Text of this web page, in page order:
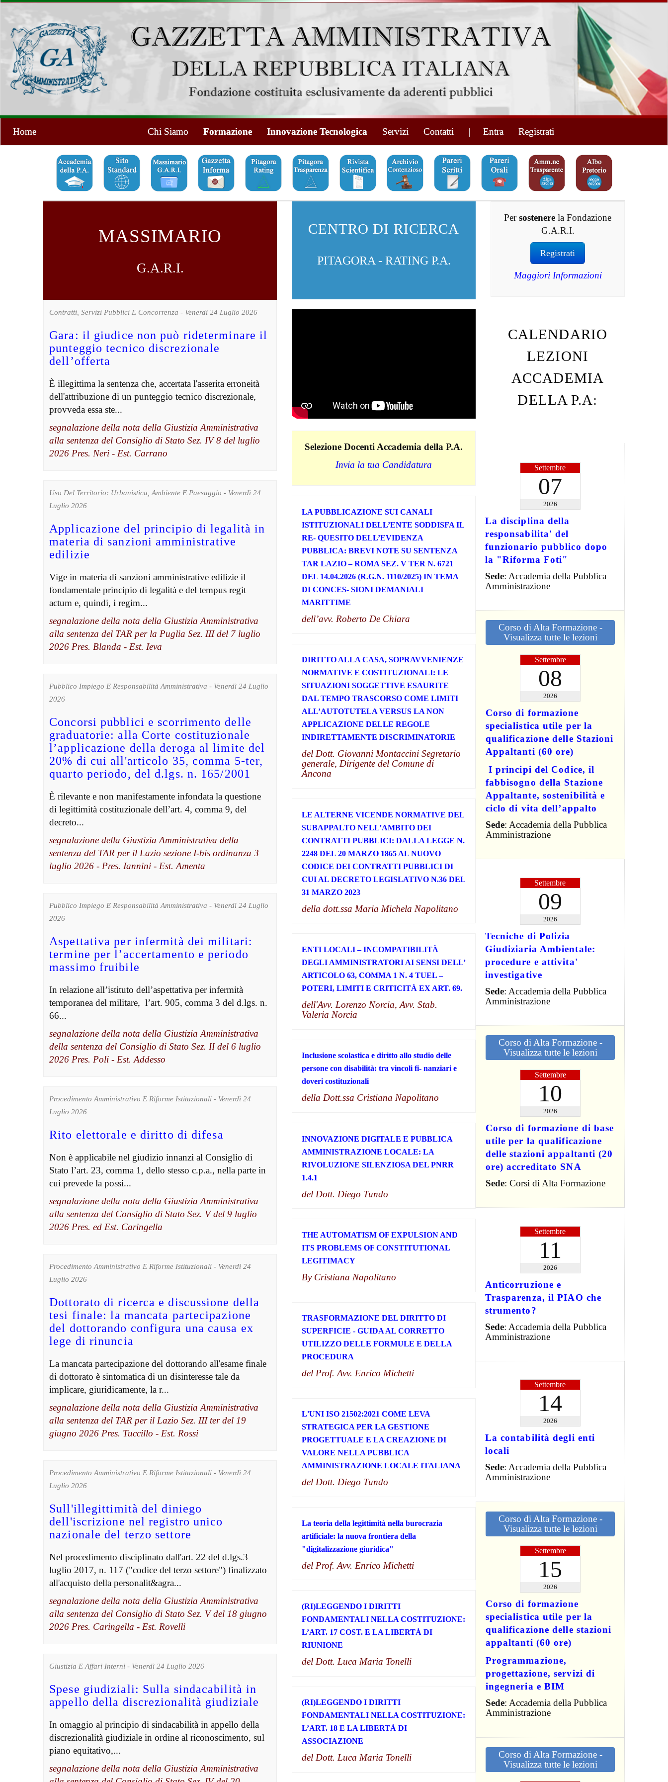
Home Chi Siamo Formazione Innovazione Tecnologica Servizi Contatti | Entra Registrati
MASSIMARIO
G.A.R.I.
Contratti, Servizi Pubblici E Concorrenza - Venerdì 24 Luglio 2026
Gara: il giudice non può rideterminare il
punteggio tecnico discrezionale
dell’offerta
È illegittima la sentenza che, accertata l'asserita erroneità
dell'attribuzione di un punteggio tecnico discrezionale,
provveda essa ste...
segnalazione della nota della Giustizia Amministrativa
alla sentenza del Consiglio di Stato Sez. IV 8 del luglio
2026 Pres. Neri - Est. Carrano
Uso Del Territorio: Urbanistica, Ambiente E Paesaggio - Venerdì 24
Luglio 2026
Applicazione del principio di legalità in
materia di sanzioni amministrative
edilizie
Vige in materia di sanzioni amministrative edilizie il
fondamentale principio di legalità e del tempus regit
actum e, quindi, i regim...
segnalazione della nota della Giustizia Amministrativa
alla sentenza del TAR per la Puglia Sez. III del 7 luglio
2026 Pres. Blanda - Est. Ieva
Pubblico Impiego E Responsabilità Amministrativa - Venerdì 24 Luglio
2026
Concorsi pubblici e scorrimento delle
graduatorie: alla Corte costituzionale
l’applicazione della deroga al limite del
20% di cui all'articolo 35, comma 5-ter,
quarto periodo, del d.lgs. n. 165/2001
È rilevante e non manifestamente infondata la questione
di legittimità costituzionale dell’art. 4, comma 9, del
decreto...
segnalazione della Giustizia Amministrativa della
sentenza del TAR per il Lazio sezione I-bis ordinanza 3
luglio 2026 - Pres. Iannini - Est. Amenta
Pubblico Impiego E Responsabilità Amministrativa - Venerdì 24 Luglio
2026
Aspettativa per infermità dei militari:
termine per l’accertamento e periodo
massimo fruibile
In relazione all’istituto dell’aspettativa per infermità
temporanea del militare, l’art. 905, comma 3 del d.lgs. n.
66...
segnalazione della nota della Giustizia Amministrativa
della sentenza del Consiglio di Stato Sez. II del 6 luglio
2026 Pres. Poli - Est. Addesso
Procedimento Amministrativo E Riforme Istituzionali - Venerdì 24
Luglio 2026
Rito elettorale e diritto di difesa
Non è applicabile nel giudizio innanzi al Consiglio di
Stato l’art. 23, comma 1, dello stesso c.p.a., nella parte in
cui prevede la possi...
segnalazione della nota della Giustizia Amministrativa
alla sentenza del Consiglio di Stato Sez. V del 9 luglio
2026 Pres. ed Est. Caringella
Procedimento Amministrativo E Riforme Istituzionali - Venerdì 24
Luglio 2026
Dottorato di ricerca e discussione della
tesi finale: la mancata partecipazione
del dottorando configura una causa ex
lege di rinuncia
La mancata partecipazione del dottorando all'esame finale
di dottorato è sintomatica di un disinteresse tale da
implicare, giuridicamente, la r...
segnalazione della nota della Giustizia Amministrativa
alla sentenza del TAR per il Lazio Sez. III ter del 19
giugno 2026 Pres. Tuccillo - Est. Rossi
Procedimento Amministrativo E Riforme Istituzionali - Venerdì 24
Luglio 2026
Sull'illegittimità del diniego
dell'iscrizione nel registro unico
nazionale del terzo settore
Nel procedimento disciplinato dall'art. 22 del d.lgs.3
luglio 2017, n. 117 ("codice del terzo settore") finalizzato
all'acquisto della personalit&agra...
segnalazione della nota della Giustizia Amministrativa
alla sentenza del Consiglio di Stato Sez. V del 18 giugno
2026 Pres. Caringella - Est. Rovelli
Giustizia E Affari Interni - Venerdì 24 Luglio 2026
Spese giudiziali: Sulla sindacabilità in
appello della discrezionalità giudiziale
In omaggio al principio di sindacabilità in appello della
discrezionalità giudiziale in ordine al riconoscimento, sul
piano equitativo,...
segnalazione della nota della Giustizia Amministrativa
CENTRO DI RICERCA
PITAGORA - RATING P.A.
Selezione Docenti Accademia della P.A.
Invia la tua Candidatura
LA PUBBLICAZIONE SUI CANALI
ISTITUZIONALI DELL’ENTE SODDISFA IL
RE- QUESITO DELL’EVIDENZA
PUBBLICA: BREVI NOTE SU SENTENZA
TAR LAZIO – ROMA SEZ. V TER N. 6721
DEL 14.04.2026 (R.G.N. 1110/2025) IN TEMA
DI CONCES- SIONI DEMANIALI
MARITTIME
dell’avv. Roberto De Chiara
DIRITTO ALLA CASA, SOPRAVVENIENZE
NORMATIVE E COSTITUZIONALI: LE
SITUAZIONI SOGGETTIVE ESAURITE
DAL TEMPO TRASCORSO COME LIMITI
ALL’AUTOTUTELA VERSUS LA NON
APPLICAZIONE DELLE REGOLE
INDIRETTAMENTE DISCRIMINATORIE
del Dott. Giovanni Montaccini Segretario
generale, Dirigente del Comune di
Ancona
LE ALTERNE VICENDE NORMATIVE DEL
SUBAPPALTO NELL’AMBITO DEI
CONTRATTI PUBBLICI: DALLA LEGGE N.
2248 DEL 20 MARZO 1865 AL NUOVO
CODICE DEI CONTRATTI PUBBLICI DI
CUI AL DECRETO LEGISLATIVO N.36 DEL
31 MARZO 2023
della dott.ssa Maria Michela Napolitano
ENTI LOCALI – INCOMPATIBILITÀ
DEGLI AMMINISTRATORI AI SENSI DELL’
ARTICOLO 63, COMMA 1 N. 4 TUEL –
POTERI, LIMITI E CRITICITÀ EX ART. 69.
dell'Avv. Lorenzo Norcia, Avv. Stab.
Valeria Norcia
Inclusione scolastica e diritto allo studio delle
persone con disabilità: tra vincoli fi- nanziari e
doveri costituzionali
della Dott.ssa Cristiana Napolitano
INNOVAZIONE DIGITALE E PUBBLICA
AMMINISTRAZIONE LOCALE: LA
RIVOLUZIONE SILENZIOSA DEL PNRR
1.4.1
del Dott. Diego Tundo
THE AUTOMATISM OF EXPULSION AND
ITS PROBLEMS OF CONSTITUTIONAL
LEGITIMACY
By Cristiana Napolitano
TRASFORMAZIONE DEL DIRITTO DI
SUPERFICIE - GUIDA AL CORRETTO
UTILIZZO DELLE FORMULE E DELLA
PROCEDURA
del Prof. Avv. Enrico Michetti
L'UNI ISO 21502:2021 COME LEVA
STRATEGICA PER LA GESTIONE
PROGETTUALE E LA CREAZIONE DI
VALORE NELLA PUBBLICA
AMMINISTRAZIONE LOCALE ITALIANA
del Dott. Diego Tundo
La teoria della legittimità nella burocrazia
artificiale: la nuova frontiera della
"digitalizzazione giuridica"
del Prof. Avv. Enrico Michetti
(RI)LEGGENDO I DIRITTI
FONDAMENTALI NELLA COSTITUZIONE:
L’ART. 17 COST. E LA LIBERTÀ DI
RIUNIONE
del Dott. Luca Maria Tonelli
(RI)LEGGENDO I DIRITTI
FONDAMENTALI NELLA COSTITUZIONE:
L’ART. 18 E LA LIBERTÀ DI
ASSOCIAZIONE
del Dott. Luca Maria Tonelli
Persostenere la Fondazione
G.A.R.I.
Registrati
Maggiori Informazioni
CALENDARIO
LEZIONI
ACCADEMIA
DELLA P.A:
Settembre
07
2026
La disciplina della
responsabilita' del
funzionario pubblico dopo
la "Riforma Foti"
Sede: Accademia della Pubblica
Amministrazione
Corso di Alta Formazione -
Visualizza tutte le lezioni
Settembre
08
2026
Corso di formazione
specialistica utile per la
qualificazione delle Stazioni
Appaltanti (60 ore)
I principi del Codice, il
fabbisogno della Stazione
Appaltante, sostenibilità e
ciclo di vita dell’appalto
Sede: Accademia della Pubblica
Amministrazione
Settembre
09
2026
Tecniche di Polizia
Giudiziaria Ambientale:
procedure e attivita'
investigative
Sede: Accademia della Pubblica
Amministrazione
Corso di Alta Formazione -
Visualizza tutte le lezioni
Settembre
10
2026
Corso di formazione di base
utile per la qualificazione
delle stazioni appaltanti (20
ore) accreditato SNA
Sede: Corsi di Alta Formazione
Settembre
11
2026
Anticorruzione e
Trasparenza, il PIAO che
strumento?
Sede: Accademia della Pubblica
Amministrazione
Settembre
14
2026
La contabilità degli enti
locali
Sede: Accademia della Pubblica
Amministrazione
Corso di Alta Formazione -
Visualizza tutte le lezioni
Settembre
15
2026
Corso di formazione
specialistica utile per la
qualificazione delle stazioni
appaltanti (60 ore)
Programmazione,
progettazione, servizi di
ingegneria e BIM
Sede: Accademia della Pubblica
Amministrazione
Corso di Alta Formazione -
Visualizza tutte le lezioni